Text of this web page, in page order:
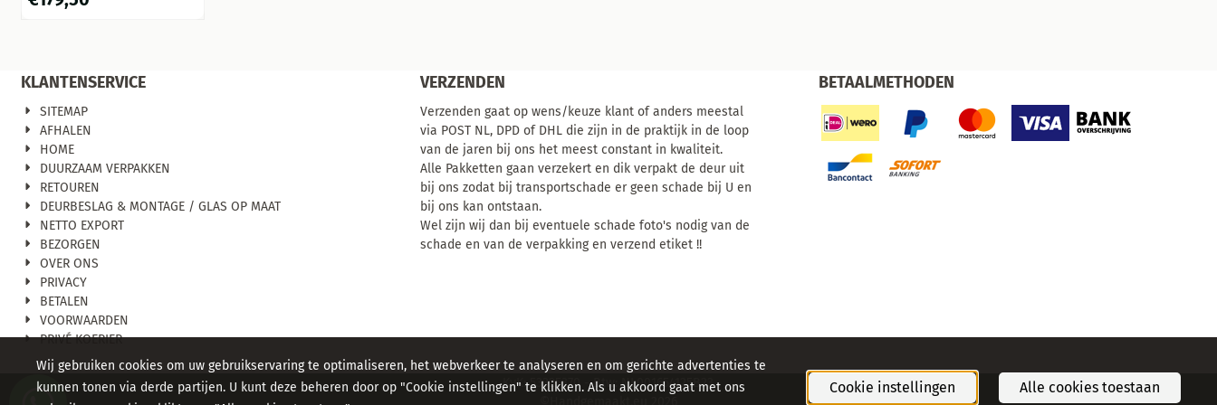
white, eenvoudig op te
KLANTENSERVICE
SITEMAP
AFHALEN
HOME
DUURZAAM VERPAKKEN
RETOUREN
DEURBESLAG & MONTAGE / GLAS OP MAAT
NETTO EXPORT
BEZORGEN
OVER ONS
PRIVACY
BETALEN
VOORWAARDEN
PRIVÉ KOERIER
VERZENDEN
Verzenden gaat op wens/keuze klant of anders meestal
via POST NL, DPD of DHL die zijn in de praktijk in de loop
van de jaren bij ons het meest constant in kwaliteit.
Alle Pakketten gaan verzekert en dik verpakt de deur uit
bij ons zodat bij transportschade er geen schade bij U en
bij ons kan ontstaan.
Wel zijn wij dan bij eventuele schade foto's nodig van de
schade en van de verpakking en verzend etiket !!
BETAALMETHODEN
KvK: 53325370 - Btw: NL001654125B23
Wij gebruiken cookies om uw gebruikservaring te optimaliseren, het webverkeer te analyseren en om gerichte advertenties te
kunnen tonen via derde partijen. U kunt deze beheren door op "Cookie instellingen" te klikken. Als u akkoord gaat met ons
Cookie instellingen Alle cookies toestaan